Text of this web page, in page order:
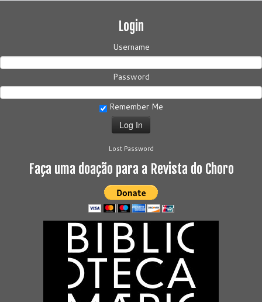
Login
Username
Password
Remember Me
Lost Password
Faça uma doação para a Revista do Choro